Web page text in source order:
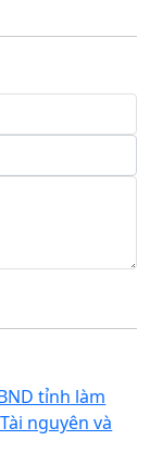
tỉnh làm
nguyên và